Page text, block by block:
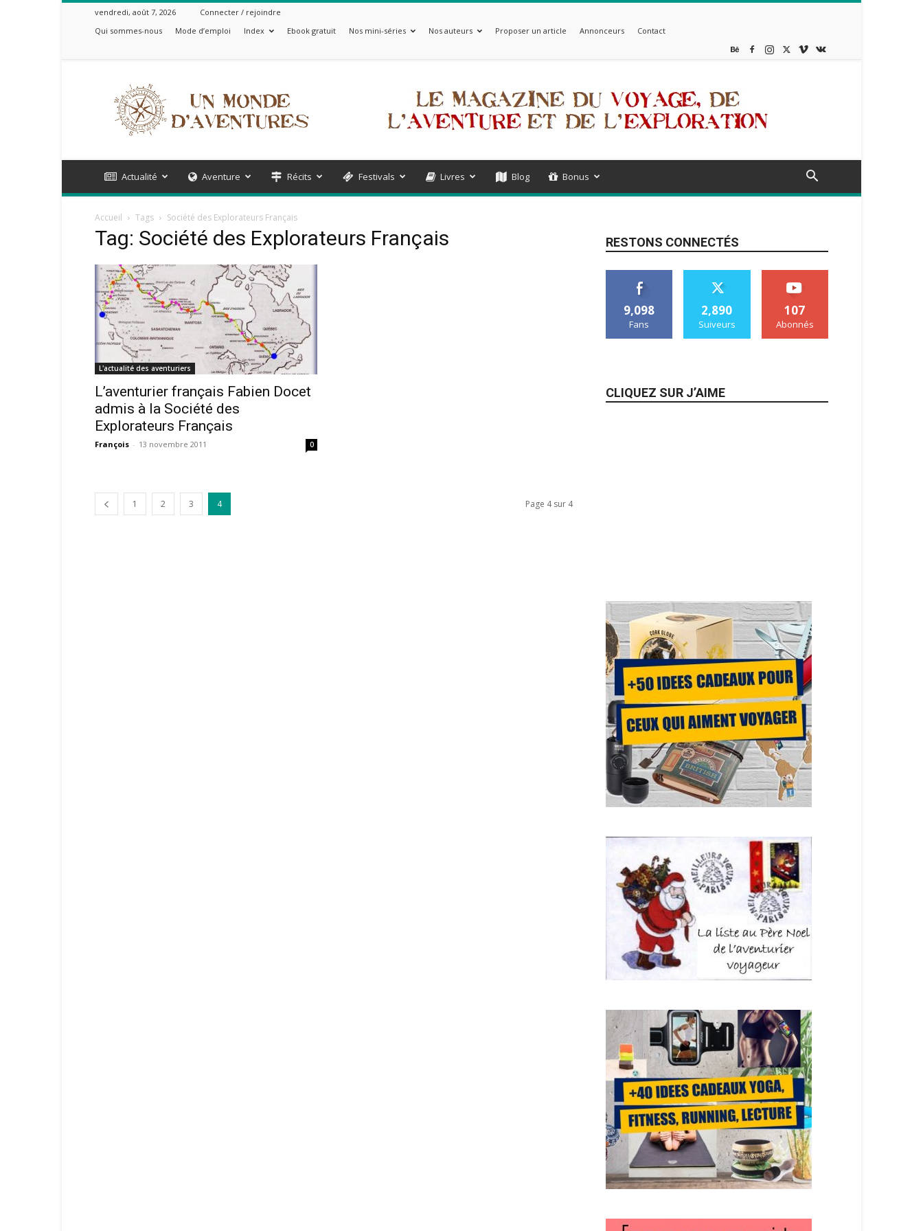
vendredi, août 7, 2026
Connecter / rejoindre
Qui sommes-nous
Mode d’emploi Index Ebook gratuit Nos mini-séries Nos auteurs Proposer un article Annonceurs Contact
Monde
d'Aventures
Actualité Aventure Récits Festivals Livres Blog Bonus
Accueil Tags Société des Explorateurs Français
Tag: Société des Explorateurs Français
L'actualité des aventuriers
L’aventurier français Fabien Docet
admis à la Société des
Explorateurs Français
François - 13 novembre 2011 0
1 2 3 4 Page 4 sur 4
RESTONS CONNECTÉS
9,098
Fans
2,890
Suiveurs
107
Abonnés
CLIQUEZ SUR J’AIME